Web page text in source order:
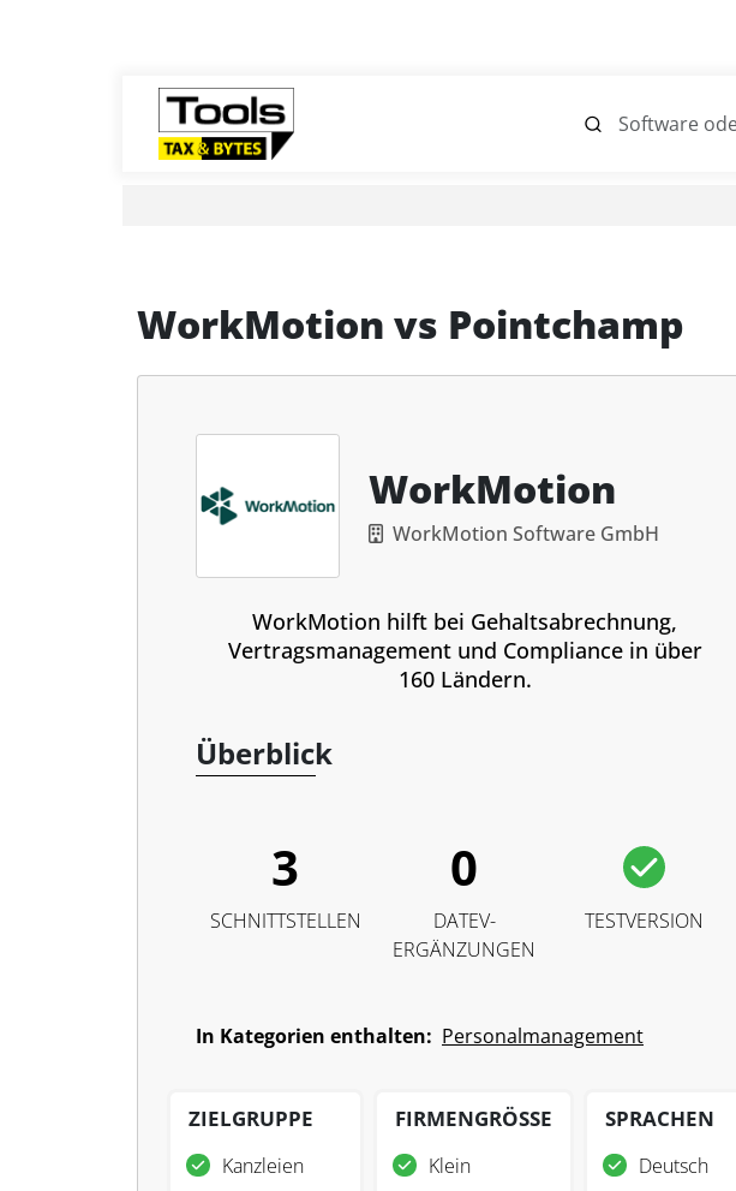
WorkMotion vs Pointchamp
WorkMotion
WorkMotion Software GmbH
WorkMotion hilft bei Gehaltsabrechnung,
Vertragsmanagement und Compliance in über
160 Ländern.
Überblick
3
SCHNITTSTELLEN
0
DATEV-
ERGÄNZUNGEN
TESTVERSION
In Kategorien enthalten: Personalmanagement
ZIELGRUPPE
Kanzleien
FIRMENGRÖSSE
Klein
SPRACHEN
Deutsch